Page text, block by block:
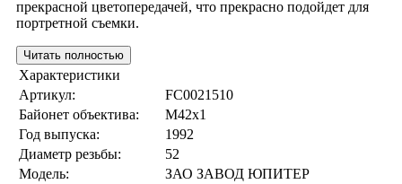
прекрасной цветопередачей, что прекрасно подойдет для
портретной съемки.
Читать полностью
Характеристики
Артикул:
FC0021510
Байонет объектива:
M42x1
Год выпуска:
1992
Диаметр резьбы:
52
Модель:
ЗАО ЗАВОД ЮПИТЕР